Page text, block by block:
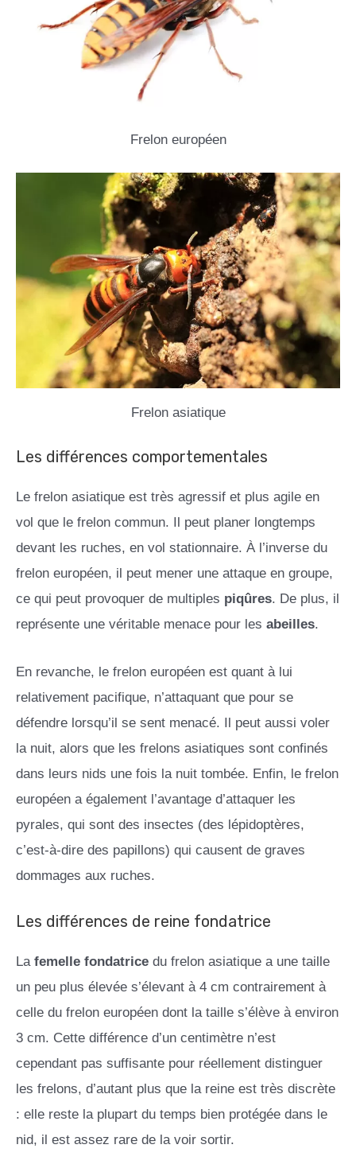
Frelon européen
Frelon asiatique
Les différences comportementales
Le frelon asiatique est très agressif et plus agile en
vol que le frelon commun. Il peut planer longtemps
devant les ruches, en vol stationnaire. À l’inverse du
frelon européen, il peut mener une attaque en groupe,
ce qui peut provoquer de multiples piqûres. De plus, il
représente une véritable menace pour les abeilles.
En revanche, le frelon européen est quant à lui
relativement pacifique, n’attaquant que pour se
défendre lorsqu’il se sent menacé. Il peut aussi voler
la nuit, alors que les frelons asiatiques sont confinés
dans leurs nids une fois la nuit tombée. Enfin, le frelon
européen a également l’avantage d’attaquer les
pyrales, qui sont des insectes (des lépidoptères,
c’est-à-dire des papillons) qui causent de graves
dommages aux ruches.
Les différences de reine fondatrice
La femelle fondatrice du frelon asiatique a une taille
un peu plus élevée s’élevant à 4 cm contrairement à
celle du frelon européen dont la taille s’élève à environ
3 cm. Cette différence d’un centimètre n’est
cependant pas suffisante pour réellement distinguer
les frelons, d’autant plus que la reine est très discrète
: elle reste la plupart du temps bien protégée dans le
nid, il est assez rare de la voir sortir.